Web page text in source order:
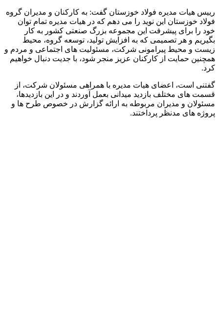
رییس هیات مدیره فولاد خوزستان گفت: به کارکنان و مدیران گروه
فولاد خوزستان این نوید را می دهم که در هیات مدیره تمام توان
خود را برای پیشرفت این مجموعه بزرگ صنعتی کشور به کار
بگیریم و هر تصمیمی که به افزایش تولید، توسعه گروه، محیط
زیست و محیط پیرامونی شرکت، مسئولیت های اجتماعی و مردم و
همچنین حمایت از کارکنان عزیز منجر شود، با جدیت دنبال خواهیم
کرد.
گفتنی است، اعضای هیات مدیره با همراهی مسئولان شرکت، از
قسمت های مختلف بازدید میدانی بعمل آوردند و در این بازدیدها،
مسئولان و مدیران مربوطه به ارائه گزارش در خصوص طرح ها و
پروژه های مدنظر پرداختند.